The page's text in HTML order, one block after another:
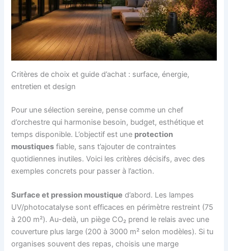
Critères de choix et guide d’achat : surface, énergie,
entretien et design
Pour une sélection sereine, pense comme un chef
d’orchestre qui harmonise besoin, budget, esthétique et
temps disponible. L’objectif est une protection
moustiques fiable, sans t’ajouter de contraintes
quotidiennes inutiles. Voici les critères décisifs, avec des
exemples concrets pour passer à l’action.
Surface et pression moustique d’abord. Les lampes
UV/photocatalyse sont efficaces en périmètre restreint (75
à 200 m²). Au-delà, un piège CO₂ prend le relais avec une
couverture plus large (200 à 3000 m² selon modèles). Si tu
organises souvent des repas, choisis une marge